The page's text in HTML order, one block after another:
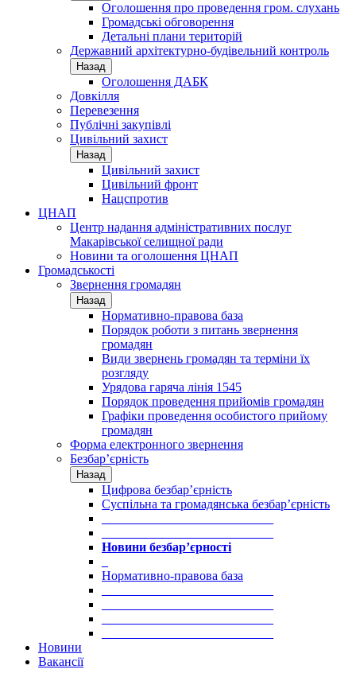
Оголошення про проведення гром. слухань
Громадські обговорення
Детальні плани територій
Державний архітектурно-будівельний контроль
Назад
Оголошення ДАБК
Довкілля
Перевезення
Публічні закупівлі
Цивільний захист
Назад
Цивільний захист
Цивільний фронт
Нацспротив
ЦНАП
Центр надання адміністративних послуг
Макарівської селищної ради
Новини та оголошення ЦНАП
Громадськості
Звернення громадян
Назад
Нормативно-правова база
Порядок роботи з питань звернення
громадян
Види звернень громадян та терміни їх
розгляду
Урядова гаряча лінія 1545
Порядок проведення прийомів громадян
Графіки проведення особистого прийому
громадян
Форма електронного звернення
Безбар’єрність
Назад
Цифрова безбар’єрність
Суспільна та громадянська безбар’єрність
Новини безбар’єрності
Нормативно-правова база
Новини
Вакансії